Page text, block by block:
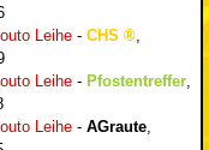
Leihe - CHS
Leihe - Pfostentreffer
Leihe - AGraute